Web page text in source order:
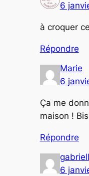
6
à croquer
Répondre
Marie
6
Ça me
maison !
Répondre
6